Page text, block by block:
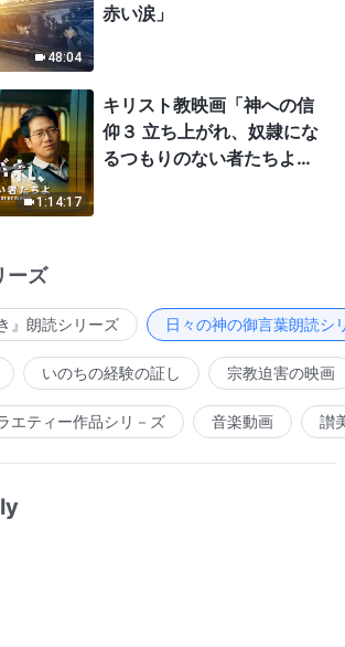
48:04
赤い涙」
1:14:17
キリスト教映画「神への信
仰３ 立ち上がれ、奴隷にな
るつもりのない者たちよ」
ーズ
』朗読シリーズ 日々の神の御言葉朗読シ
いのちの経験の証し 宗教迫害の映画
ティー作品シリ－ズ 音楽動画 讃